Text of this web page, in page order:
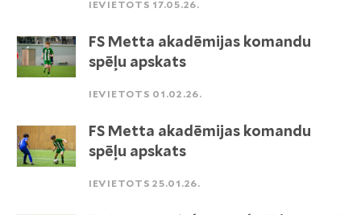
IEVIETOTS 17.05.26.
FS Metta akadēmijas komandu
spēļu apskats
IEVIETOTS 01.02.26.
FS Metta akadēmijas komandu
spēļu apskats
IEVIETOTS 25.01.26.